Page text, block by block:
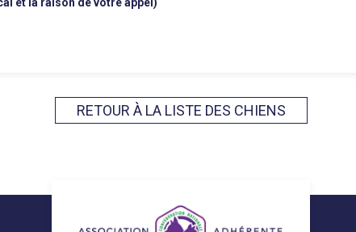
RETOUR À LA LISTE DES CHIENS